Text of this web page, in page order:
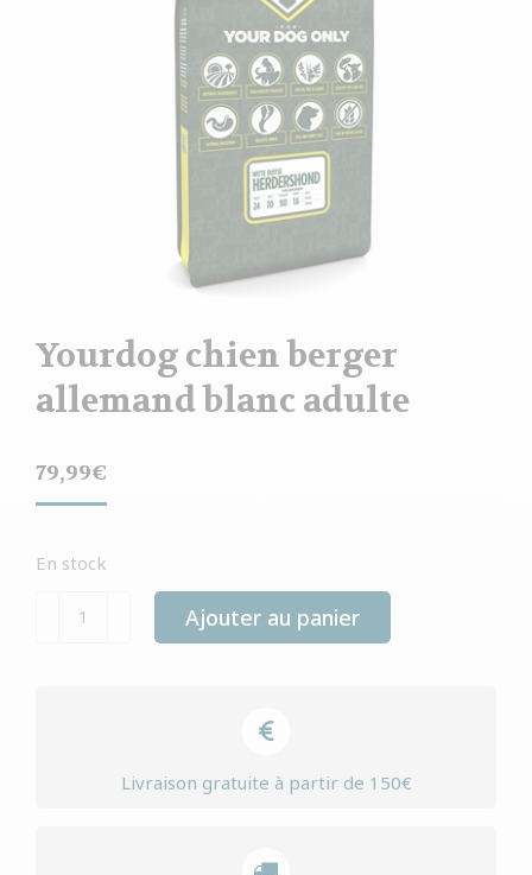
Yourdog chien berger
allemand blanc adulte
79,99€
En stock
quantité
Ajouter au panier
Livraison gratuite à partir de 150€